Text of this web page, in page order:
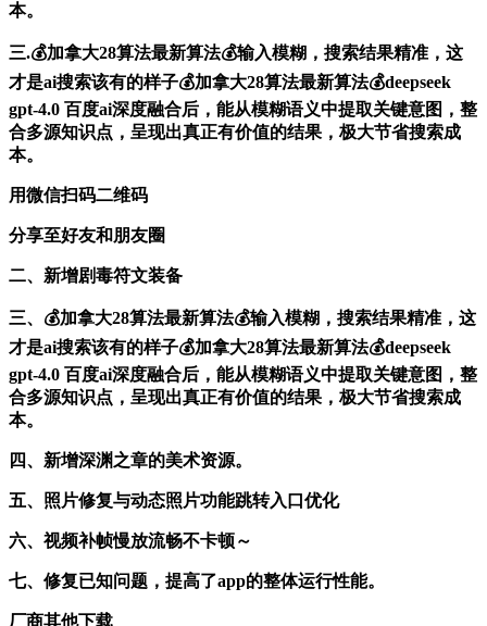
本。
三.💰加拿大28算法最新算法💰输入模糊，搜索结果精准，这
才是ai搜索该有的样子💰加拿大28算法最新算法💰deepseek
gpt-4.0 百度ai深度融合后，能从模糊语义中提取关键意图，整
合多源知识点，呈现出真正有价值的结果，极大节省搜索成
本。
用微信扫码二维码
分享至好友和朋友圈
二、新增剧毒符文装备
三、💰加拿大28算法最新算法💰输入模糊，搜索结果精准，这
才是ai搜索该有的样子💰加拿大28算法最新算法💰deepseek
gpt-4.0 百度ai深度融合后，能从模糊语义中提取关键意图，整
合多源知识点，呈现出真正有价值的结果，极大节省搜索成
本。
四、新增深渊之章的美术资源。
五、照片修复与动态照片功能跳转入口优化
六、视频补帧慢放流畅不卡顿～
七、修复已知问题，提高了app的整体运行性能。
厂商其他下载